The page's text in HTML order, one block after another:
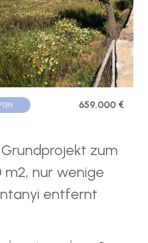
659.000 €
zum
m2, nur wenige
entfernt